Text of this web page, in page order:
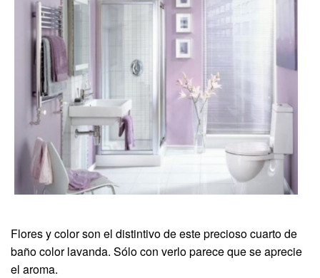
Flores y color son el distintivo de este precioso cuarto de
baño color lavanda. Sólo con verlo parece que se aprecie
el aroma.